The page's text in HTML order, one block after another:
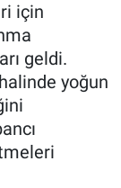
için
geldi.
yoğun